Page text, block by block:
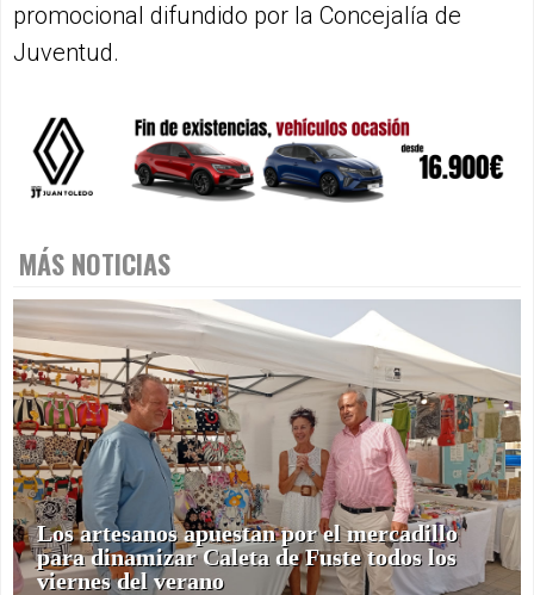
promocional difundido por la Concejalía de
Juventud.
MÁS NOTICIAS
Los artesanos apuestan por el mercadillo
para dinamizar Caleta de Fuste todos los
viernes del verano